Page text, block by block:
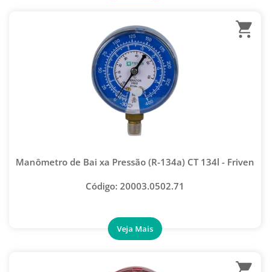
Manômetro de Bai xa Pressão (R-134a) CT 134l - Friven
Código: 20003.0502.71